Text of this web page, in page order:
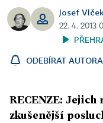
Josef Vlček
22. 4. 2013
ODEBÍRAT AUTORA
RECENZE:
zkušenější